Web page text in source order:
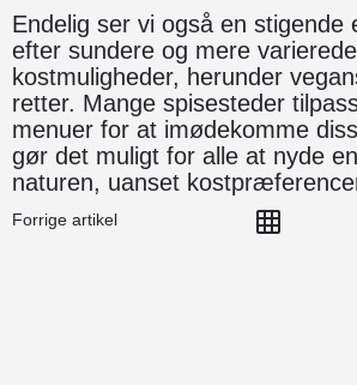
Endelig ser vi også en stigende
efter sundere og mere varierede
kostmuligheder, herunder
retter. Mange spisesteder
menuer for at imødekomme
gør det muligt for alle at nyde
naturen, uanset
Forrige artikel